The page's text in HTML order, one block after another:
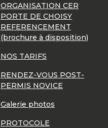
ORGANISATION CER
PORTE DE CHOISY
REFERENCEMENT
(brochure à disposition)
NOS TARIFS
RENDEZ-VOUS POST-
PERMIS NOVICE
Galerie photos
PROTOCOLE